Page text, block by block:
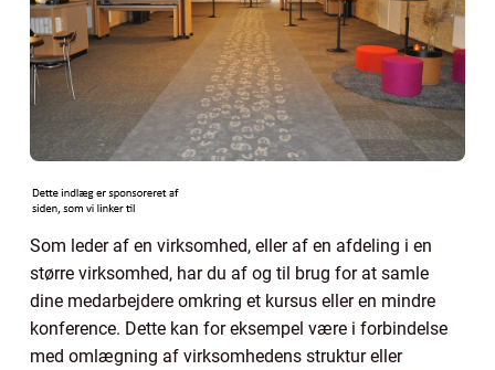
Som leder af en virksomhed, eller af en afdeling i en
større virksomhed, har du af og til brug for at samle
dine medarbejdere omkring et kursus eller en mindre
konference. Dette kan for eksempel være i forbindelse
med omlægning af virksomhedens struktur eller